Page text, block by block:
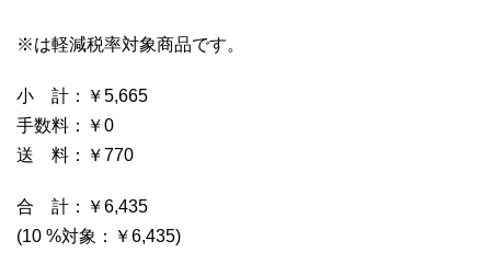
※は軽減税率対象商品です。
小 計：￥5,665
手数料：￥0
送 料：￥770
合 計：￥6,435
(10 %対象：￥6,435)